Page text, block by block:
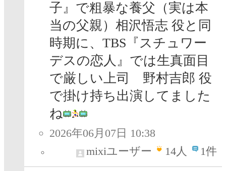
子』で粗暴な養父（実は本
当の父親）相沢悟志 役と同
時期に、TBS『スチュワー
デスの恋人』では生真面目
で厳しい上司 野村吉郎 役
で掛け持ち出演してました
ね
2026年06月07日 10:38
mixiユーザー
14人 1件